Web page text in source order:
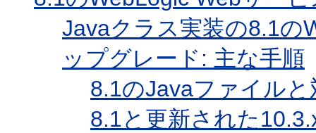
Javaクラス実装の8.1の
ップグレード: 主な手順
8.1のJavaファイル
8.1と更新された